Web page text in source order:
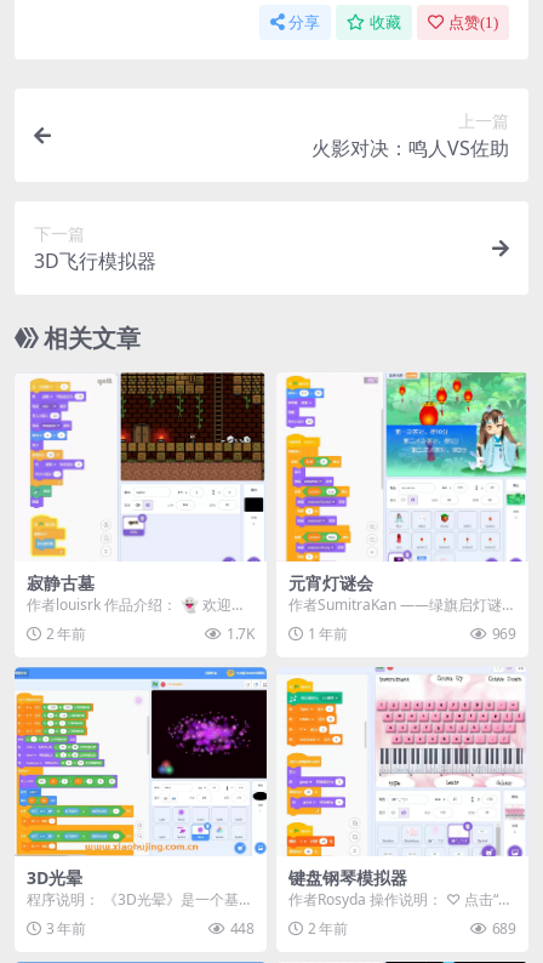
分享 收藏 点赞(1)
上一篇
火影对决：鸣人VS佐助
下一篇
3D飞行模拟器
相关文章
寂静古墓
作者louisrk 作品介绍： 👻 欢迎来
到《寂静古墓》！ 这是一款为 Pix
e... 2 年前 1.7K
元宵灯谜会
作者SumitraKan ——绿旗启灯谜，
月下竞诗才！ 🎏 核心玩法：策略
竞答闯...
1 年前 969
3D光晕
程序说明： 《3D光晕》是一个基于
Scratch平台开发的3D艺术类程
序。程序启...
3 年前 448
键盘钢琴模拟器
作者Rosyda 操作说明： ♡ 点击“Ty
pe”按钮以播放“黑键” ♡ 使用“...
2 年前 689